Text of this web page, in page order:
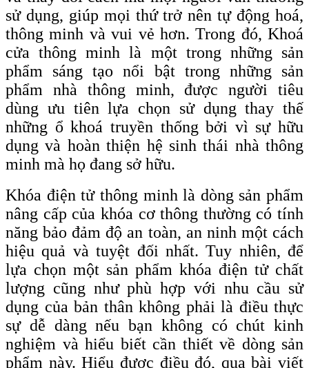
sử dụng, giúp mọi thứ trở nên tự động hoá,
thông minh và vui vẻ hơn. Trong đó, Khoá
cửa thông minh là một trong những sản
phẩm sáng tạo nổi bật trong những sản
phẩm nhà thông minh, được người tiêu
dùng ưu tiên lựa chọn sử dụng thay thế
những ổ khoá truyền thống bởi vì sự hữu
dụng và hoàn thiện hệ sinh thái nhà thông
minh mà họ đang sở hữu.
Khóa điện tử thông minh là dòng sản phẩm
nâng cấp của khóa cơ thông thường có tính
năng bảo đảm độ an toàn, an ninh một cách
hiệu quả và tuyệt đối nhất. Tuy nhiên, để
lựa chọn một sản phẩm khóa điện tử chất
lượng cũng như phù hợp với nhu cầu sử
dụng của bản thân không phải là điều thực
sự dễ dàng nếu bạn không có chút kinh
nghiệm và hiểu biết cần thiết về dòng sản
phẩm này. Hiểu được điều đó, qua bài viết